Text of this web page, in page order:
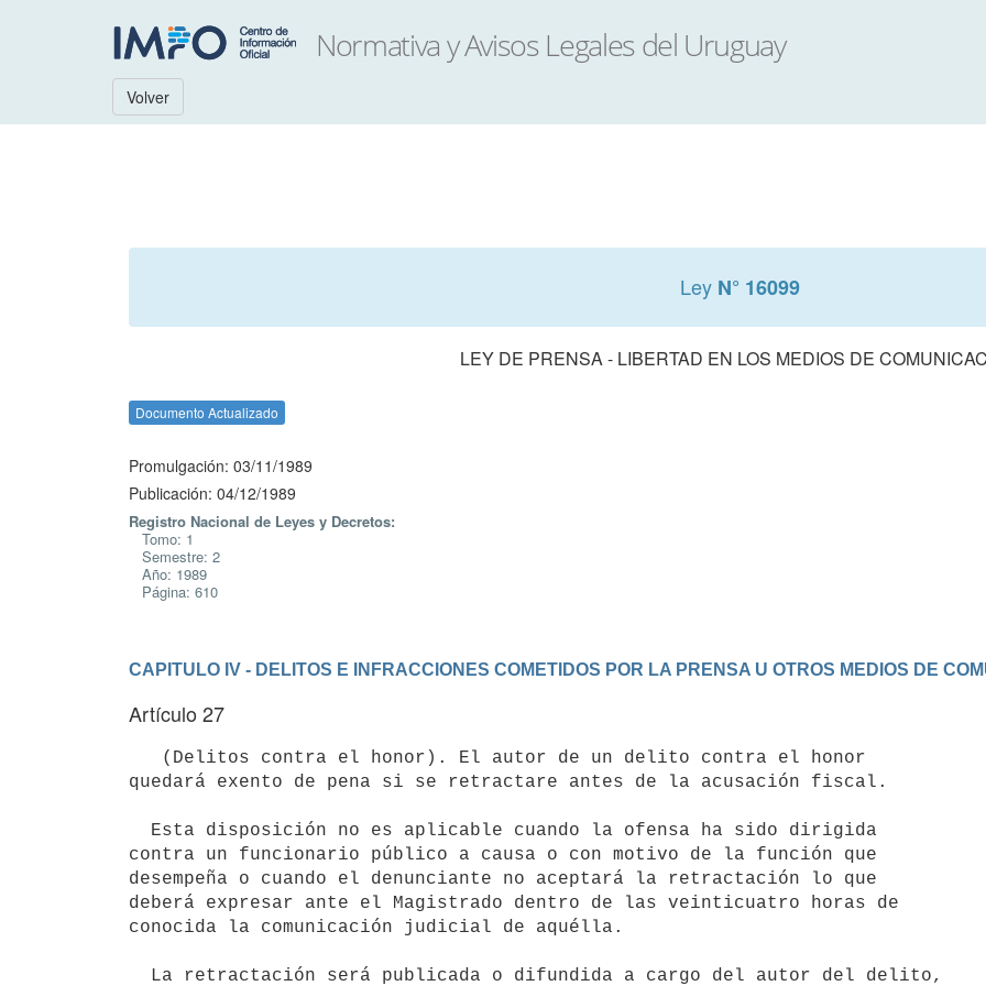
Volver
Ley N° 16099
LEY DE PRENSA - LIBERTAD EN LOS MEDIOS DE
Documento Actualizado
Promulgación: 03/11/1989
Publicación: 04/12/1989
Registro Nacional de Leyes y Decretos:
Tomo: 1
Semestre: 2
Año: 1989
Página: 610
CAPITULO IV - DELITOS E INFRACCIONES COMETIDOS POR LA PRENSA U OTROS MEDIOS DE
Artículo 27
quedará exento de pena si se retractare antes de la acusación fiscal.
contra un funcionario público a causa o con motivo de la función que
desempeña o cuando el denunciante no aceptará la retractación lo que
deberá expresar ante el Magistrado dentro de las veinticuatro horas de
conocida la comunicación judicial de aquélla.